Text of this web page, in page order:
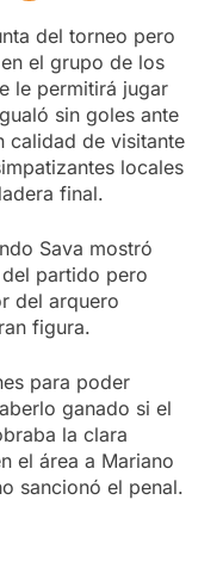
del torneo pero
el grupo de los
le permitirá jugar
sin goles ante
calidad de visitante
locales
final.
Sava mostró
partido pero
del arquero
figura.
para poder
ganado si el
la clara
el área a Mariano
sancionó el penal.